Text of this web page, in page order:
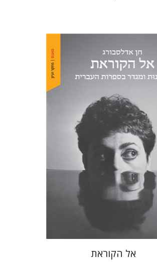
חן אדלסבורג
הנחת אתר ספר מודפס
אל הקוראת